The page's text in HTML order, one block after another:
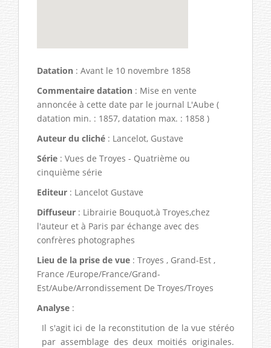
Datation : Avant le 10 novembre 1858
Commentaire datation : Mise en vente
annoncée à cette date par le journal L'Aube (
datation min. : 1857, datation max. : 1858 )
Auteur du cliché : Lancelot, Gustave
Série : Vues de Troyes - Quatrième ou
cinquième série
Editeur : Lancelot Gustave
Diffuseur : Librairie Bouquot,à Troyes,chez
l'auteur et à Paris par échange avec des
confrères photographes
Lieu de la prise de vue : Troyes , Grand-Est ,
France /Europe/France/Grand-
Est/Aube/Arrondissement De Troyes/Troyes
Analyse :
Il s'agit ici de la reconstitution de la vue stéréo
par assemblage des deux moitiés originales.